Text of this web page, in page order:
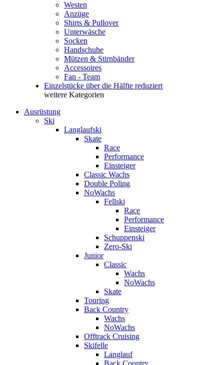
Westen
Anzüge
Shirts & Pullover
Unterwäsche
Socken
Handschuhe
Mützen & Stirnbänder
Accessoires
Fan - Team
Einzelstücke über die Hälfte reduziert
weitere Kategorien
Ausrüstung
Ski
Langlaufski
Skate
Race
Performance
Einsteiger
Classic Wachs
Double Poling
NoWachs
Fellski
Race
Performance
Einsteiger
Schuppenski
Zero-Ski
Junior
Classic
Wachs
NoWachs
Skate
Touring
Back Country
Wachs
NoWachs
Offtrack Cruising
Skifelle
Langlauf
Back Country